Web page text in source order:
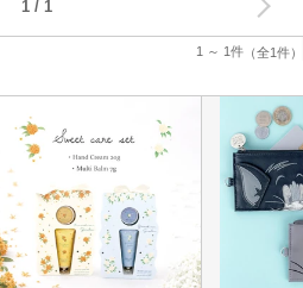
1 ～ 1件 （全1件）
1